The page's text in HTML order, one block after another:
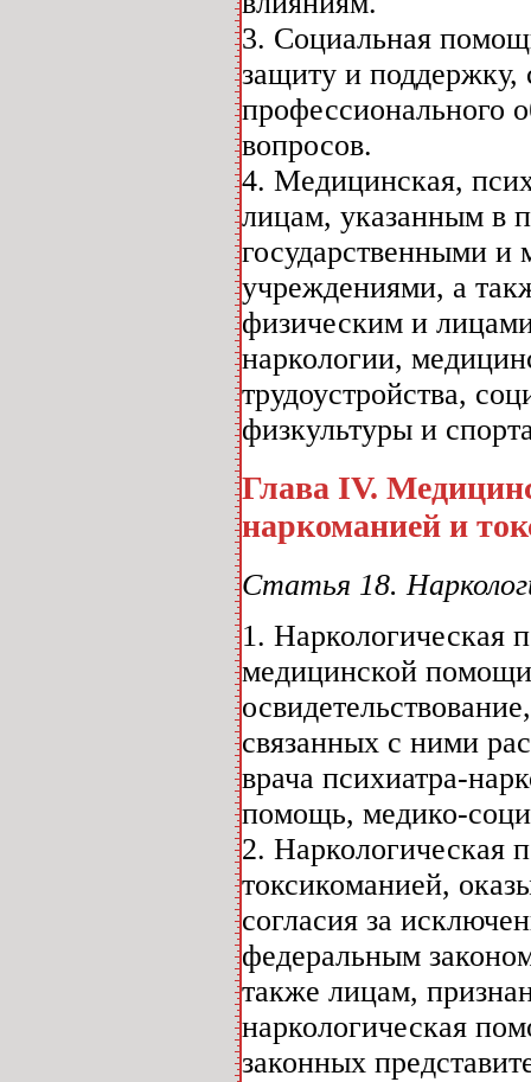
3. Социальная
защиту и поддержку,
профессионального
вопросов.
4. Медицинская,
лицам, указанным в
государственными
учреждениями, а
физическим и
наркологии,
трудоустройства,
физкультуры и
Глава IV.
наркоманией и
Статья 18.
1. Наркологическая
медицинской помощи
связанных с ними
врача психиатра-
помощь, медико-
2. Наркологическая
токсикоманией,
согласия за
федеральным
также лицам,
наркологическая
законных